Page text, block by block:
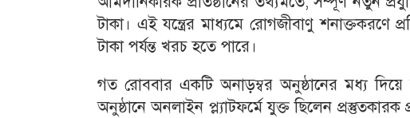
টাকা। এই যন্ত্রের মাধ্যমে রোগজীবাণু শনাক্তকরণে
টাকা পর্যন্ত খরচ হতে পারে।
গত রোববার একটি অনাড়ম্বর অনুষ্ঠানের মধ্য দিয়ে
অনুষ্ঠানে অনলাইন প্ল্যাটফর্মে যুক্ত ছিলেন